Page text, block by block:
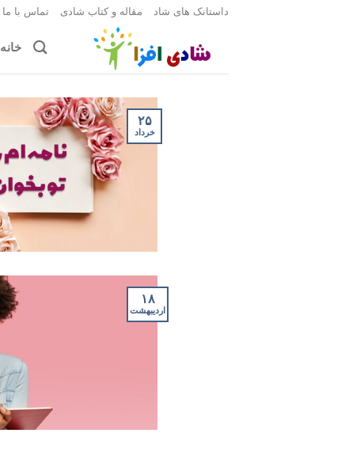
داستانک های شاد مقاله و کتاب شادی تماس با ما
خانه
۲۵
خرداد
۱۸
اردیبهشت